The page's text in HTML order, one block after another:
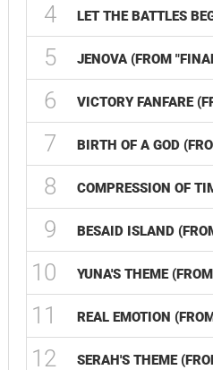
4 LET THE BATTLES
5 JENOVA (FROM
6 VICTORY FANFARE
7 BIRTH OF A GOD
8 COMPRESSION OF
9 BESAID ISLAND
10 YUNA'S THEME
11 REAL EMOTION
12 SERAH'S THEME